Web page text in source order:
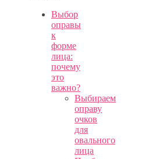
Выбор
оправы
к
форме
лица:
почему
это
важно?
Выбираем
оправу
очков
для
овального
лица